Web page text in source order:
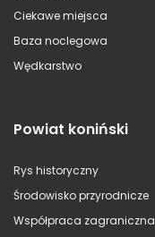
Ciekawe miejsca
Baza noclegowa
Wędkarstwo
Powiat koniński
Rys historyczny
Środowisko przyrodnicze
Współpraca zagraniczna